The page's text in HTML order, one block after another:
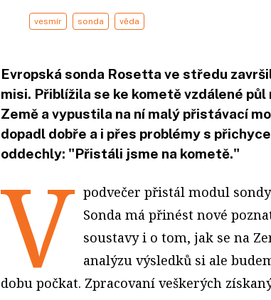
vesmír sonda věda
Evropská sonda Rosetta ve středu
misi. Přiblížila se ke kometě vzdálené
Země a vypustila na ní malý přistávací
dopadl dobře a i přes problémy s
oddechly: "Přistáli jsme na kometě."
V podvečer přistál modul
Sonda má přinést nové
soustavy i o tom, jak se na
analýzu výsledků si ale
dobu počkat. Zpracovaní veškerých